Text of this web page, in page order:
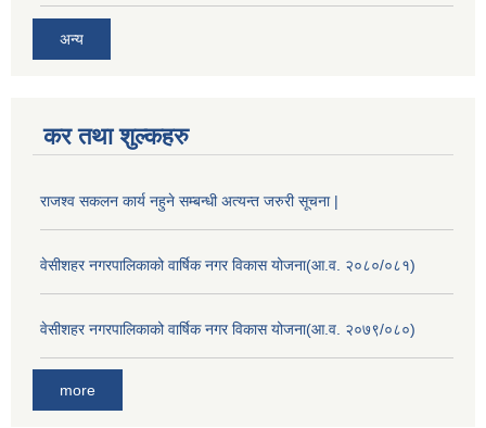
अन्य
कर तथा शुल्कहरु
राजश्व सकलन कार्य नहुने सम्बन्धी अत्यन्त जरुरी सूचना |
वेसीशहर नगरपालिकाको वार्षिक नगर विकास योजना(आ.व. २०८०/०८१)
वेसीशहर नगरपालिकाको वार्षिक नगर विकास योजना(आ.व. २०७९/०८०)
more